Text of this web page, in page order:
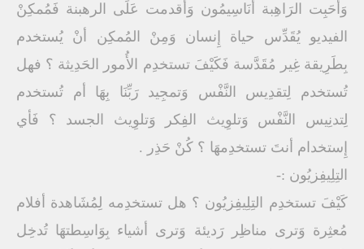
وَأحَبِت الرَاهِبة أنَاسِيمُون وَأقدمت عَلَى الرهبنة فَمُمكِنْ
الفيديو يُقَدِّس حياة إِنسان وَمِنْ المُمكِن أنْ يُستخدم
بِطَرِيقة غِير مُقَدَّسة فَكَيْفَ تستخدِم الأُمور الحَدِيثة ؟ فهل
تُستخدم لِتقدِيس النَّفْس وَتمجِيد رَبِّنَا بِهَا أم تُستخدم
لِتدنِيس النَّفْس وَتلوِيث الفِكر وَتلوِيث الجسد ؟ فَأي
إِستخدام أنتَ تستخدِمهَا ؟ كُنْ حَذِر .
التِلِيفِزيُون :-
كَيْفَ تستخدِم التِلِيفِزيُون ؟ هل تستخدِمه لِمُشَاهدة أفلام
مُعثِرة وَترى مناظِر رَديئة وَترى أشياء بِوَاسِطتهَا تُدخِل